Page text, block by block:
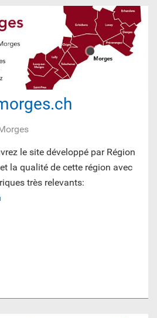
le site développé par Région
la qualité de cette région avec
très relevants: